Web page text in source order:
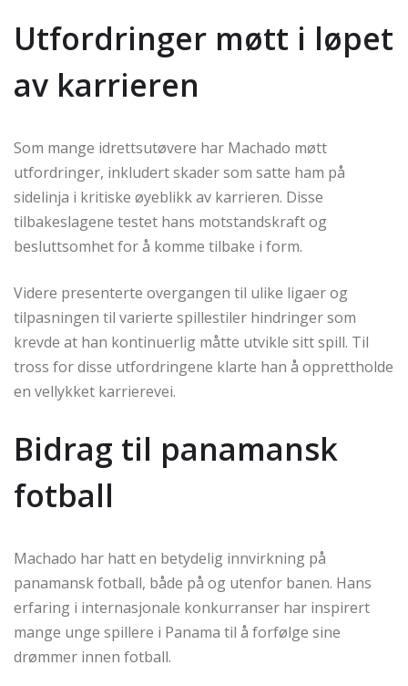
Utfordringer møtt i løpet
av karrieren
Som mange idrettsutøvere har Machado møtt
utfordringer, inkludert skader som satte ham på
sidelinja i kritiske øyeblikk av karrieren. Disse
tilbakeslagene testet hans motstandskraft og
besluttsomhet for å komme tilbake i form.
Videre presenterte overgangen til ulike ligaer og
tilpasningen til varierte spillestiler hindringer som
krevde at han kontinuerlig måtte utvikle sitt spill. Til
tross for disse utfordringene klarte han å opprettholde
en vellykket karrierevei.
Bidrag til panamansk
fotball
Machado har hatt en betydelig innvirkning på
panamansk fotball, både på og utenfor banen. Hans
erfaring i internasjonale konkurranser har inspirert
mange unge spillere i Panama til å forfølge sine
drømmer innen fotball.